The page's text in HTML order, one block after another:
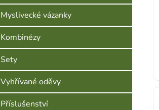
Myslivecké vázanky
Kombinézy
Sety
Vyhřívané oděvy
Příslušenství